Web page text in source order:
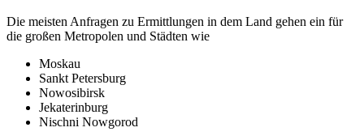
Die meisten Anfragen zu Ermittlungen in dem Land gehen ein für
die großen Metropolen und Städten wie
Moskau
Sankt Petersburg
Nowosibirsk
Jekaterinburg
Nischni Nowgorod